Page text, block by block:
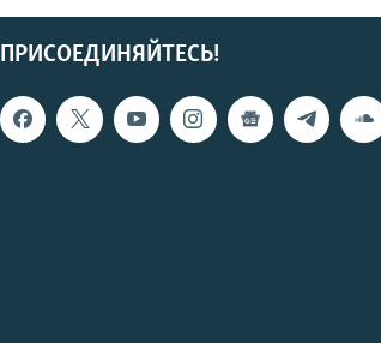
ПРИСОЕДИНЯЙТЕСЬ!